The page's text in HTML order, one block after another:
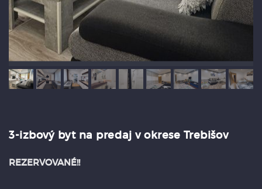
3-izbový byt na predaj v okrese Trebišov
REZERVOVANÉ!!